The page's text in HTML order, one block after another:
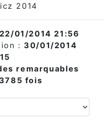
2014
22/01/2014 21:56
: 30/01/2014
remarquables
fois